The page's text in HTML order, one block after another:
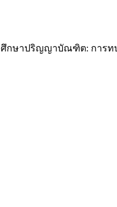
ศึกษาปริญญาบัณฑิต: การท